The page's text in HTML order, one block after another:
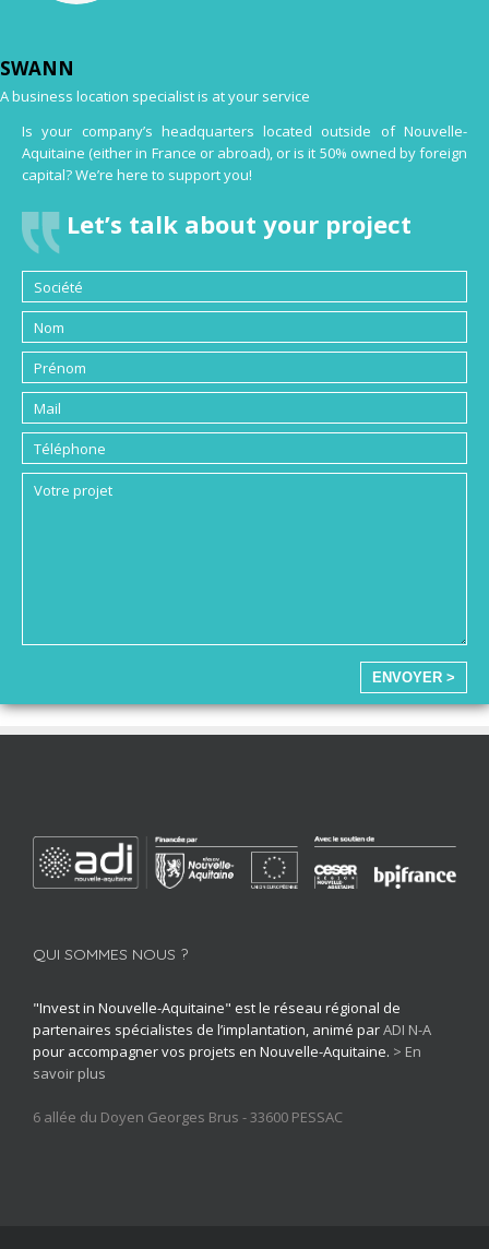
SWANN
A business location specialist is at your service
Is your company’s headquarters located outside of Nouvelle-
Aquitaine (either in France or abroad), or is it 50% owned by foreign
capital? We’re here to support you!
Let’s talk about your project
ENVOYER >
QUI SOMMES NOUS ?
"Invest in Nouvelle-Aquitaine" est le réseau régional de
partenaires spécialistes de l’implantation, animé parADI N-A
pour accompagner vos projets en Nouvelle-Aquitaine. > En
savoir plus
6 allée du Doyen Georges Brus - 33600 PESSAC